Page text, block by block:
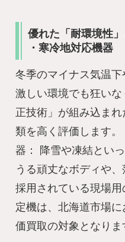
優れた「耐環境性
・寒冷地対応機器
冬季のマイナス気温
激しい環境でも狂い
正技術」が組み込ま
類を高く評価します
器： 降雪や凍結とい
うる頑丈なボディや
採用されている現場
定機は、北海道市場
価買取の対象となりま